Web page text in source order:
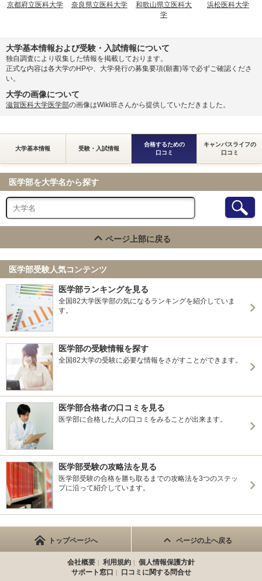
京都府立医科大学 奈良県立医科大学
和歌山県立医科大
学
浜松医科大学
大学基本情報および受験・入試情報について
独自調査により収集した情報を掲載しております。
正式な内容は各大学のHPや、大学発行の募集要項(願書)等で必ずご確認くださ
い。
大学の画像について
滋賀医科大学医学部の画像はWiki班さんから提供していただきました。
大学基本情報 受験・入試情報
合格するための
口コミ
キャンパスライフの
口コミ
医学部を大学名から探す
ページ上部に戻る
医学部受験人気コンテンツ
医学部ランキングを見る
全国82大学医学部の気になるランキングを紹介していま
す。
医学部の受験情報を探す
全国82大学の受験に必要な情報をさがすことができます。
医学部合格者の口コミを見る
医学部に合格した人の口コミをみることが出来ます。
医学部受験の攻略法を見る
医学部受験の合格を勝ち取るまでの攻略法を3つのステッ
プに沿って紹介しています。
トップページへ ページの上へ戻る
会社概要 利用規約
個人情報保護方針
サポート窓口
口コミに関する問合せ